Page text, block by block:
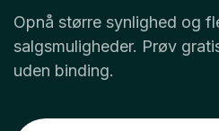
Opnå større synlighed og
salgsmuligheder. Prøv
uden binding.